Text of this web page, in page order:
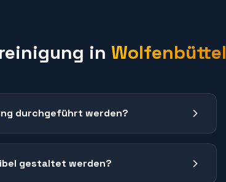
in Wolfenbüttel
durchgeführt werden?
gestaltet werden?